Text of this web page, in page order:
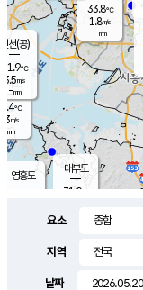
의도
℃
m/s
mm
영흥도
대부도
31.0
33.8℃
1.8m/s
-mm
인천(공)
31.9℃
3.5m/s
-mm
요소
지역
날짜